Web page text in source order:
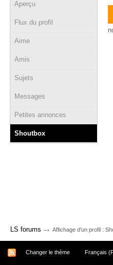
Aperçu
Flux du profil
Aime
Amis
Sujets
Messages
Petites annonces
Shoutbox
LS forums → Affichage d'un profil :
Changer le thème Français